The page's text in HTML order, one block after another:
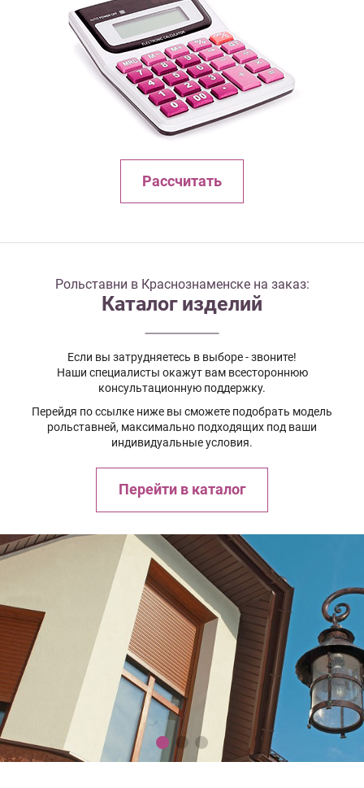
Рассчитать
Рольставни в Краснознаменске на заказ:
Каталог изделий
Если вы затрудняетесь в выборе - звоните!
Наши специалисты окажут вам всестороннюю
консультационную поддержку.
Перейдя по ссылке ниже вы сможете подобрать модель
рольставней, максимально подходящих под ваши
индивидуальные условия.
Перейти в каталог